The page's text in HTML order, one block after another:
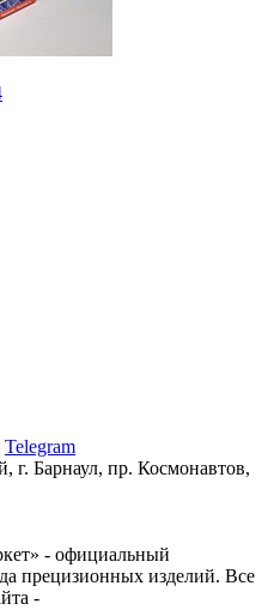
Telegram
г. Барнаул, пр. Космонавтов,
- официальный
прецизионных изделий. Все
-